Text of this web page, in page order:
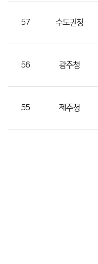
의
를
57 수도권청
56 광주청
55 제주청